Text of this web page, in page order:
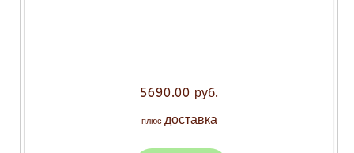
5690.00 руб.
плюс доставка